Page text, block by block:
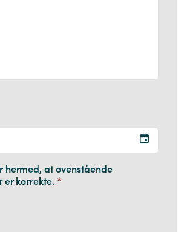
hermed, at ovenstående
er korrekte. *